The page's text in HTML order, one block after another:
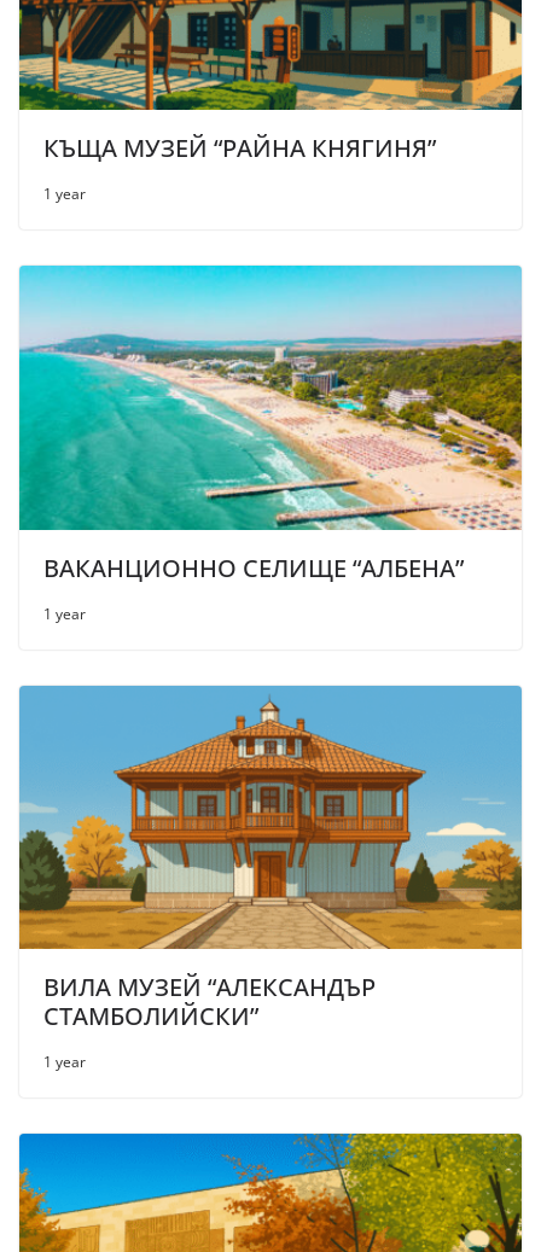
КЪЩА МУЗЕЙ “РАЙНА КНЯГИНЯ”
1 year
ВАКАНЦИОННО СЕЛИЩЕ “АЛБЕНА”
1 year
ВИЛА МУЗЕЙ “АЛЕКСАНДЪР
СТАМБОЛИЙСКИ”
1 year